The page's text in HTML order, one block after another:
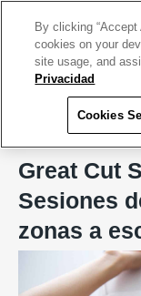
Great Cut Salon &
Great Cut
Sesiones
zonas a
By clicking
cookies on your
site usage, and
Privacidad
Cookies